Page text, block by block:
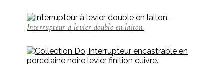
Interrupteur à levier double en laiton.